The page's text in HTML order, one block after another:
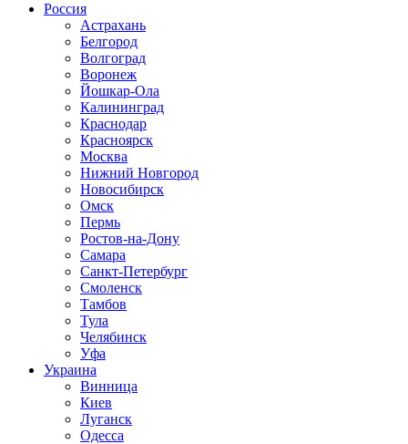
Россия
Астрахань
Белгород
Волгоград
Воронеж
Йошкар-Ола
Калининград
Краснодар
Красноярск
Москва
Нижний Новгород
Новосибирск
Омск
Пермь
Ростов-на-Дону
Самара
Санкт-Петербург
Смоленск
Тамбов
Тула
Челябинск
Уфа
Украина
Винница
Киев
Луганск
Одесса